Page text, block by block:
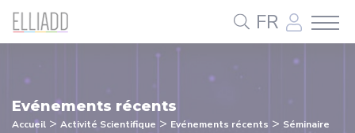
FR
Evénements récents
Accueil > Activité Scientifique > Evénements récents > Séminaire
Panneau de gestion des cookies